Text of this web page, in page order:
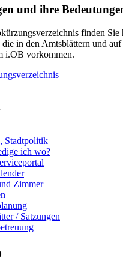
und ihre
finden Sie
in den Amtsblättern und auf
i.OB vorkommen.
Stadtpolitik
ich wo?
Zimmer
/ Satzungen